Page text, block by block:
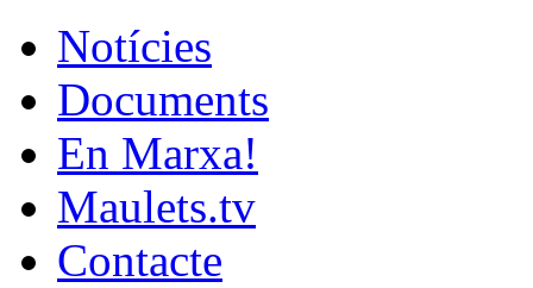
Notícies
Documents
En Marxa!
Maulets.tv
Contacte